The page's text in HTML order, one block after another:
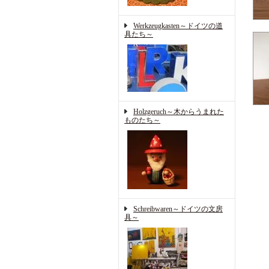
Werkzeugkasten～ドイツの道
具たち～
Holzgeruch～木からうまれた
ものたち～
Schreibwaren～ドイツの文房
具～